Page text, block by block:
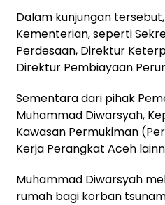
Dalam kunjungan
Kementerian, seperti
Perdesaan, Direktur
Direktur Pembiayaan
Sementara dari pihak
Muhammad Diwarsyah,
Kawasan Permukiman
Kerja Perangkat Aceh
Muhammad Diwarsyah
rumah bagi korban